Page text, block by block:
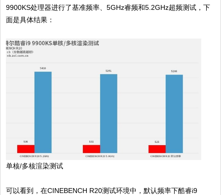
9900KS处理器进行了基准频率、5GHz睿频和5.2GHz超频测试，下
面是具体结果：
单核/多核渲染测试
可以看到，在CINEBENCH R20测试环境中，默认频率下酷睿i9